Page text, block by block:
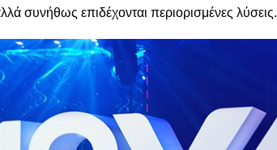
συνήθως επιδέχονται περιορισμένες λύσεις.